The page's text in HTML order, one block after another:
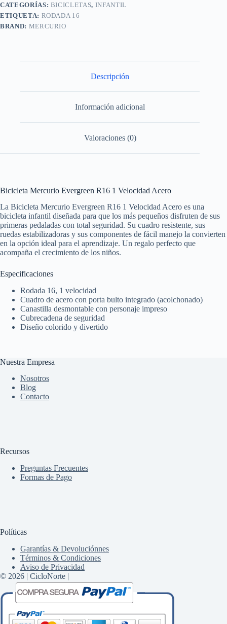
CATEGORÍAS: BICICLETAS, INFANTIL
ETIQUETA: RODADA 16
BRAND: MERCURIO
Descripción
Información adicional
Valoraciones (0)
Bicicleta Mercurio Evergreen R16 1 Velocidad Acero
La Bicicleta Mercurio Evergreen R16 1 Velocidad Acero es una
bicicleta infantil diseñada para que los más pequeños disfruten de sus
primeras pedaladas con total seguridad. Su cuadro resistente, sus
ruedas estabilizadoras y sus componentes de fácil manejo la convierten
en la opción ideal para el aprendizaje. Un regalo perfecto que
acompaña el crecimiento de los niños.
Especificaciones
Rodada 16, 1 velocidad
Cuadro de acero con porta bulto integrado (acolchonado)
Canastilla desmontable con personaje impreso
Cubrecadena de seguridad
Diseño colorido y divertido
Nuestra Empresa
Nosotros
Blog
Contacto
Recursos
Preguntas Frecuentes
Formas de Pago
Políticas
Garantías & Devoluciónnes
Términos & Condiciones
Aviso de Privacidad
© 2026 | CicloNorte |